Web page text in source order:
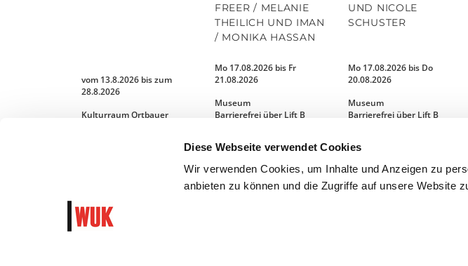
Diese Webseite verwendet Cookies
Wir verwenden Cookies, um Inhalte und Anzeigen zu
anbieten zu können und die Zugriffe auf unsere Website
vom 13.8.2026 bis zum
28.8.2026
Kulturraum Ortbauer
FREER / MELANIE
THEILICH UND IMAN
/ MONIKA HASSAN
Mo 17.08.2026 bis Fr
21.08.2026
Museum
Barrierefrei über Lift B
MEHR LESEN
UND NICOLE
SCHUSTER
Mo 17.08.2026 bis Do
20.08.2026
Museum
Barrierefrei über Lift B